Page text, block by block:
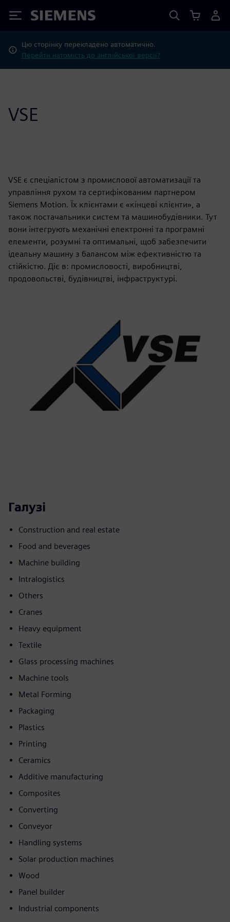
Siemens
Цю сторінку перекладено автоматично.
Перейти натомість до англійської версії?
VSE
VSE є спеціалістом з промислової автоматизації та
управління рухом та сертифікованим партнером
Siemens Motion. Їх клієнтами є «кінцеві клієнти», а
також постачальники систем та машинобудівники. Тут
вони інтегрують механічні електронні та програмні
елементи, розумні та оптимальні, щоб забезпечити
ідеальну машину з балансом між ефективністю та
стійкістю. Діє в: промисловості, виробництві,
продовольстві, будівництві, інфраструктурі.
Галузі
Construction and real estate
Food and beverages
Machine building
Intralogistics
Others
Cranes
Heavy equipment
Textile
Glass processing machines
Machine tools
Metal Forming
Packaging
Plastics
Printing
Ceramics
Additive manufacturing
Composites
Converting
Conveyor
Handling systems
Solar production machines
Wood
Panel builder
Industrial components